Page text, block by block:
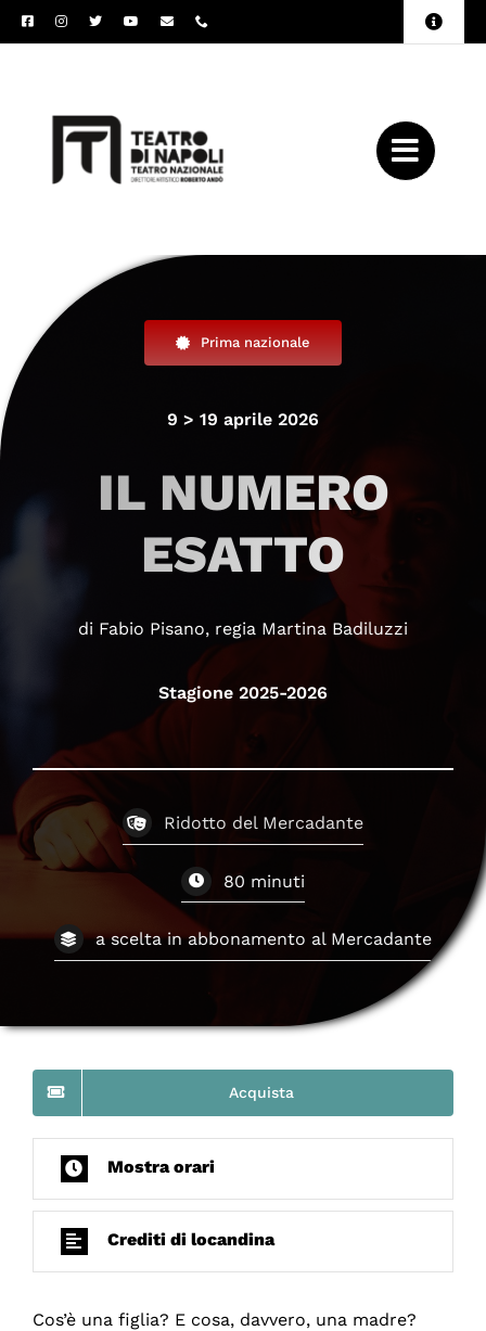
Salta
al
Toggle
Prima nazionale
9 > 19 aprile 2026
IL NUMERO
ESATTO
di Fabio Pisano, regia Martina Badiluzzi
Stagione 2025-2026
Ridotto del Mercadante
80 minuti
a scelta in abbonamento al Mercadante
Acquista
Mostra orari
Crediti di locandina
Cos’è una figlia? E cosa, davvero, una madre?